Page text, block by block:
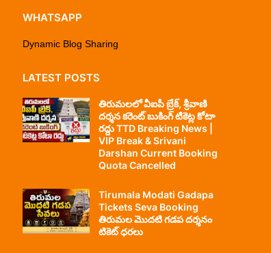
WHATSAPP
Dynamic Blog Sharing
LATEST POSTS
తిరుమలలో వీఐపీ బ్రేక్, శ్రీవాణి
దర్శన కరెంట్ బుకింగ్ టికెట్ల కోటా
రద్దు TTD Breaking News |
VIP Break & Srivani
Darshan Current Booking
Quota Cancelled
Tirumala Modati Gadapa
Tickets Seva Booking
తిరుమల మొదటి గడప దర్శనం
టికెట్ ధరలు